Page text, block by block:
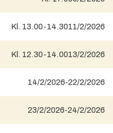
Kl. 13.00-14.3011/2/2026
Kl. 12.30-14.0013/2/2026
14/2/2026-22/2/2026
23/2/2026-24/2/2026